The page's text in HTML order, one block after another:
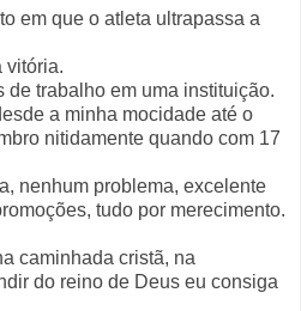
em que o atleta ultrapassa a
vitória.
de trabalho em uma instituição.
a minha mocidade até o
nitidamente quando com 17
nenhum problema, excelente
tudo por merecimento.
caminhada cristã, na
do reino de Deus eu consiga